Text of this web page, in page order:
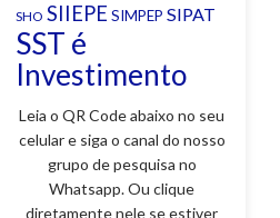
SHO SIIEPE SIMPEP SIPAT
SST é
Investimento
Leia o QR Code abaixo no seu
celular e siga o canal do nosso
grupo de pesquisa no
Whatsapp. Ou clique
diretamente nele se estiver